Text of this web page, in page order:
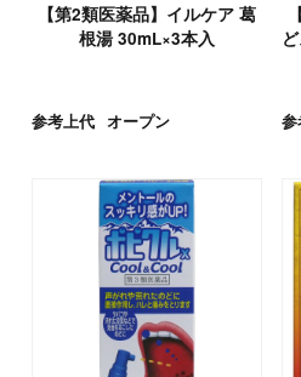
【第2類医薬品】イルケア 葛
根湯 30mL×3本入
参考上代 オープン 参